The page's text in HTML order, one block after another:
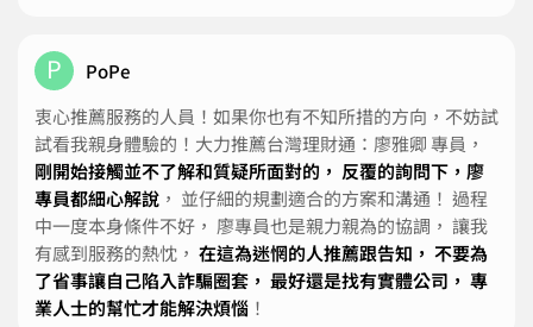
P
PoPe
衷心推薦服務的人員！如果你也有不知所措的方向，不妨試
試看我親身體驗的！大力推薦台灣理財通：廖雅卿 專員，
剛開始接觸並不了解和質疑所面對的， 反覆的詢問下，廖
專員都細心解說 ， 並仔細的規劃適合的方案和溝通！ 過程
中一度本身條件不好， 廖專員也是親力親為的協調， 讓我
有感到服務的熱忱， 在這為迷惘的人推薦跟告知， 不要為
了省事讓自己陷入詐騙圈套， 最好還是找有實體公司， 專
業人士的幫忙才能解決煩惱 ！